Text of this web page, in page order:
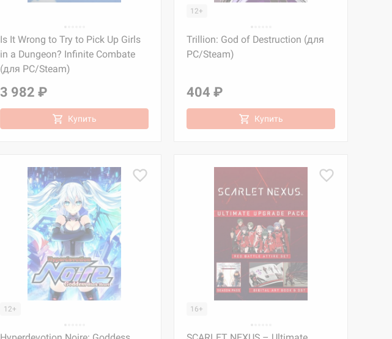
Is It Wrong to Try to Pick Up Girls
in a Dungeon? Infinite Combate
(для PC/Steam)
3 982 ₽
Купить
12+
Trillion: God of Destruction (для
PC/Steam)
404 ₽
Купить
12+ 16+